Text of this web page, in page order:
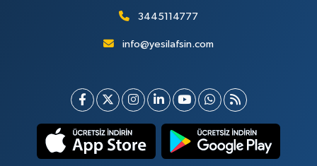
3445114777
info@yesilafsin.com